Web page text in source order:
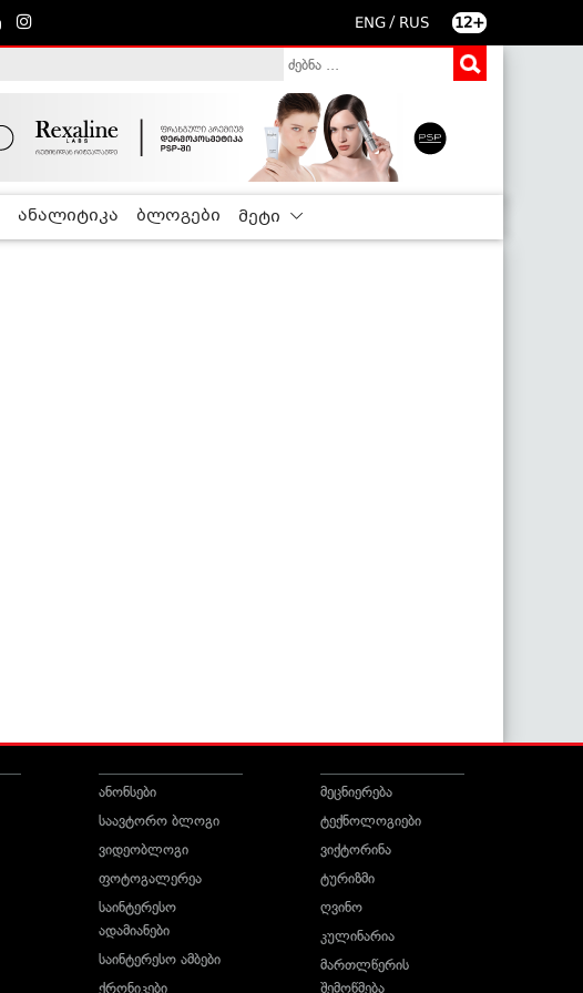
ENG / RUS 12+
ანალიტიკა ბლოგები მეტი
ანონსები
საავტორო ბლოგი
ვიდეობლოგი
ფოტოგალერეა
საინტერესო
ადამიანები
საინტერესო ამბები
ქრონიკები
მეცნიერება
ტექნოლოგიები
ვიქტორინა
ტურიზმი
ღვინო
კულინარია
მართლწერის
შემოწმება